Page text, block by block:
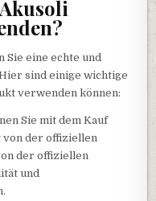
Sie eine echte und
sind einige wichtige
verwenden können:
Sie mit dem Kauf
von der offiziellen
der offiziellen
und